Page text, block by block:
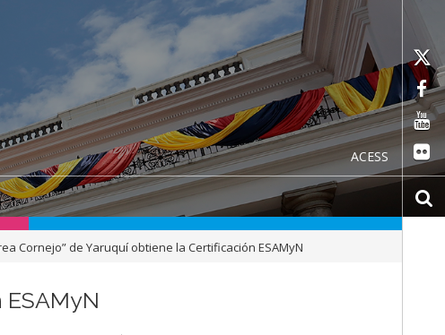
ACESS
Cornejo” de Yaruquí obtiene la Certificación ESAMyN